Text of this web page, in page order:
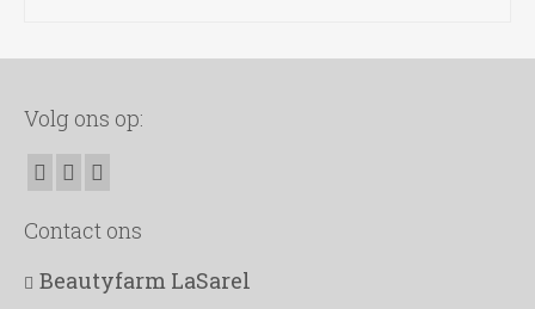
Volg ons op:
Contact ons
Beautyfarm LaSarel